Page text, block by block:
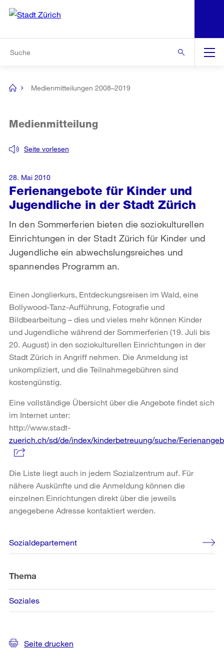
Navigation
[no
Medienmitteilungen 2008–2019
Ferienangebote für Kinder und
Jugendliche in der Stadt Zürich
Seite vorlesen
Medienmitteilung
In den Sommerferien bieten die soziokulturellen
Einrichtungen in der Stadt Zürich für Kinder und
Jugendliche ein abwechslungsreiches und
spannendes Programm an.
28. Mai 2010
Einen Jonglierkurs, Entdeckungsreisen im Wald, eine
Bollywood-Tanz-Aufführung, Fotografie und
Bildbearbeitung – dies und vieles mehr können Kinder
und Jugendliche während der Sommerferien (19. Juli bis
20. August) in den soziokulturellen Einrichtungen in der
Stadt Zürich in Angriff nehmen. Die Anmeldung ist
unkompliziert, und die Teilnahmegebühren sind
kostengünstig.
Eine vollständige Übersicht über die Angebote findet sich
im Internet unter:
http://www.stadt-
zuerich.ch/sd/de/index/kinderbetreuung/suche/
Die Liste liegt auch in jedem Sozialzentrum auf. Für
nähere Auskünfte und die Anmeldung können die
einzelnen Einrichtungen direkt über die jeweils
angegebene Adresse kontaktiert werden.
Weitere
Informationen
Sozialdepartement
Thema
Soziales
Seite drucken